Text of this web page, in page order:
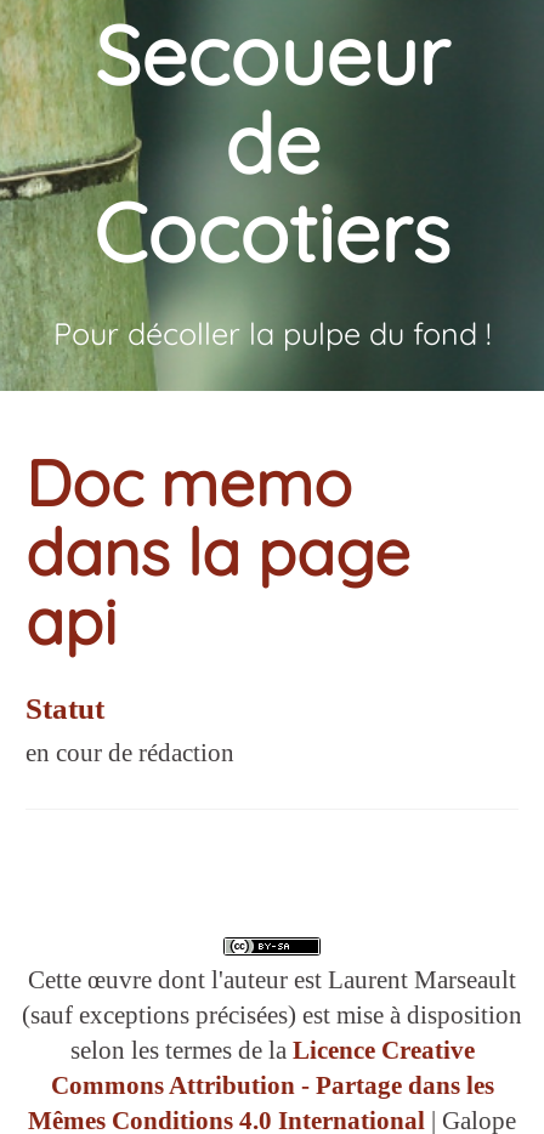
Secoueur
de
Cocotiers
Pour décoller la pulpe du fond !
Doc memo
dans la page
api
Statut
en cour de rédaction
Cette œuvre dont l'auteur est Laurent Marseault
(sauf exceptions précisées) est mise à disposition
selon les termes de la Licence Creative
Commons Attribution - Partage dans les
Mêmes Conditions 4.0 International | Galope